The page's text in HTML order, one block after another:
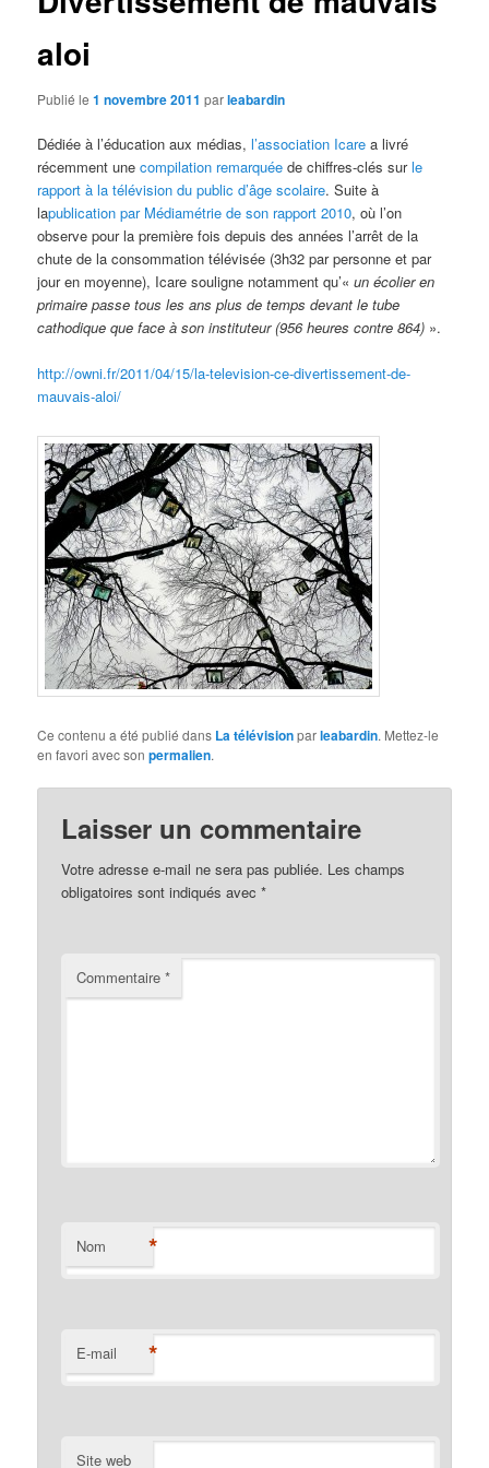
aloi
Publié le1 novembre 2011 parleabardin
Dédiée à l’éducation aux médias,l’association Icare a livré
récemment unecompilation remarquée de chiffres-clés surle
rapport à la télévision du public d’âge scolaire. Suite à
lapublication par Médiamétrie de son rapport 2010, où l’on
observe pour la première fois depuis des années l’arrêt de la
chute de la consommation télévisée (3h32 par personne et par
jour en moyenne), Icare souligne notamment qu’«un écolier en
primaire passe tous les ans plus de temps devant le tube
cathodique que face à son instituteur (956 heures contre 864) ».
http://owni.fr/2011/04/15/la-television-ce-divertissement-de-
mauvais-aloi/
Ce contenu a été publié dans La télévisionparleabardin. Mettez-le
en favori avec sonpermalien.
Laisser un commentaire
Votre adresse e-mail ne sera pas publiée. Les champs
obligatoires sont indiqués avec*
Commentaire*
Nom *
E-mail *
Site web